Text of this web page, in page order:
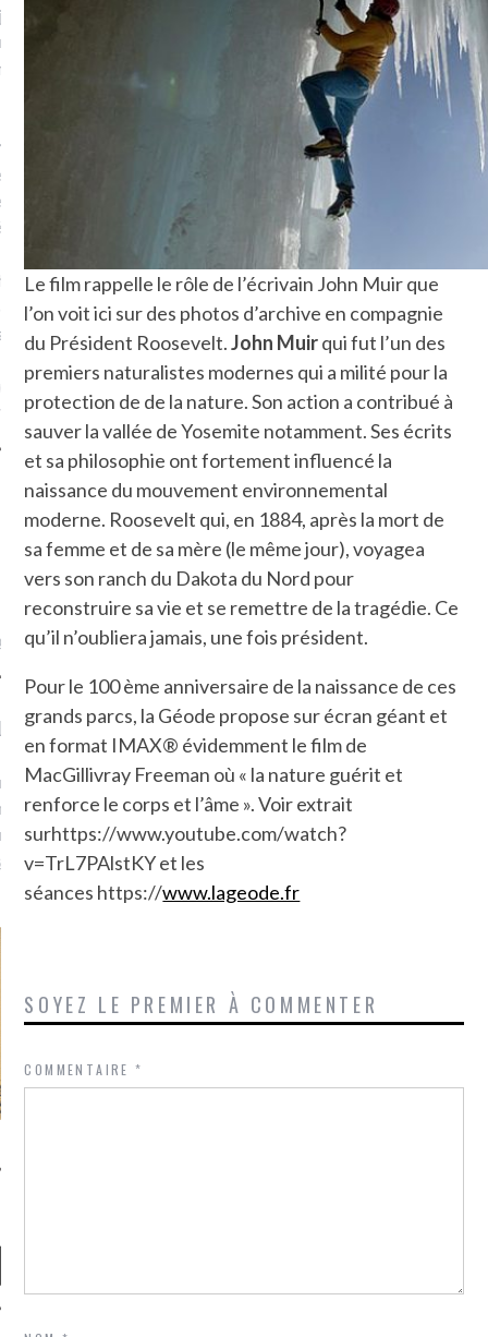
goûte et ceux que je
! Marcheuse des villes,
des ruines et des
qui Marche
ou pas. Mais
pas d’interdit. Vélo,
bateau…
incite à un autre regard
curiosité. C’est un
surla-femme-qui-
MOI SUR
TWITTER
@Isa_Monrozier
ARCACHON
je t'aime, my little bassin
comment ? "
je ne parle presque que
Le film rappelle le rôle de l’écrivain John Muir que
l’on voit ici sur des photos d’archive en compagnie
du Président Roosevelt.John Muirqui fut l’un des
premiers naturalistes modernes qui a milité pour la
protection de de la nature. Son action a contribué à
sauver la vallée de Yosemite notamment. Ses écrits
et sa philosophie ont fortement influencé la
naissance du mouvement environnemental
moderne. Roosevelt qui, en 1884, après la mort de
sa femme et de sa mère (le même jour), voyagea
vers son ranch du Dakota du Nord pour
reconstruire sa vie et se remettre de la tragédie. Ce
qu’il n’oubliera jamais, une fois président.
Pour le 100 ème anniversaire de la naissance de ces
grands parcs, la Géode propose sur écran géant et
en format IMAX® évidemment le film de
MacGillivray Freeman où « la nature guérit et
renforce le corps et l’âme ». Voir extrait
surhttps://www.youtube.com/watch?
v=TrL7PAlstKY et les
séances https://www.lageode.fr
SOYEZ LE PREMIER À COMMENTER
COMMENTAIRE*